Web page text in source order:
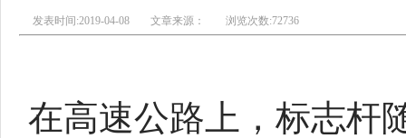
发表时间:2019-04-08 文章来源： 浏览次数:72736
在高速公路上，标志杆